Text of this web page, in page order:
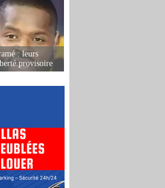
: leurs
provisoire